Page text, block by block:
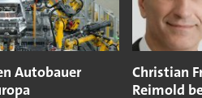
Autobauer
Christian
Reimold